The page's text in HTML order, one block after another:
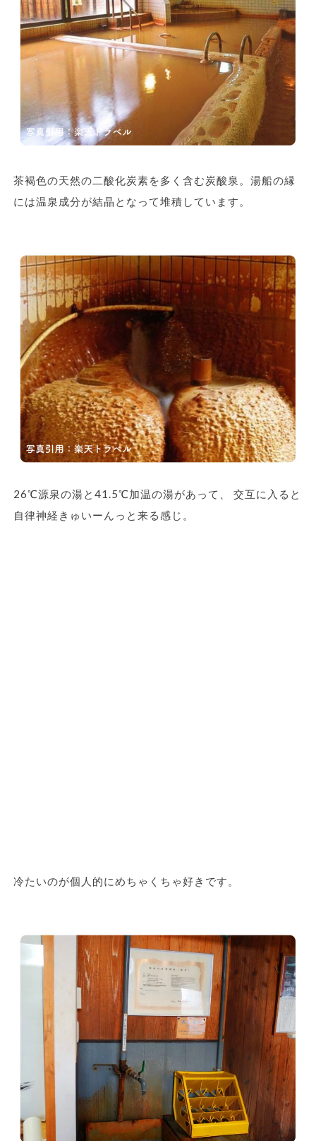
茶褐色の天然の二酸化炭素を多く含む炭酸泉。湯船の縁
には温泉成分が結晶となって堆積しています。
26℃源泉の湯と41.5℃加温の湯があって、 交互に入ると
自律神経きゅいーんっと来る感じ。
冷たいのが個人的にめちゃくちゃ好きです。